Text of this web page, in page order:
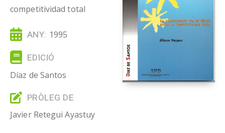
competitividad total
ANY: 1995
EDICIÓ
Díaz de Santos
PRÒLEG DE
Javier Retegui Ayastuy